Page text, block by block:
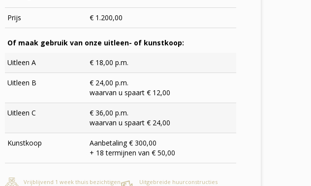
Prijs € 1.200,00
Of maak gebruik van onze uitleen- of kunstkoop:
Uitleen A € 18,00 p.m.
Uitleen B
€ 24,00 p.m.
waarvan u spaart € 12,00
Uitleen C
€ 36,00 p.m.
waarvan u spaart € 24,00
Kunstkoop
Aanbetaling € 300,00
+ 18 termijnen van € 50,00
Vrijblijvend 1 week thuis bezichtigen
Uitgebreide huurconstructies